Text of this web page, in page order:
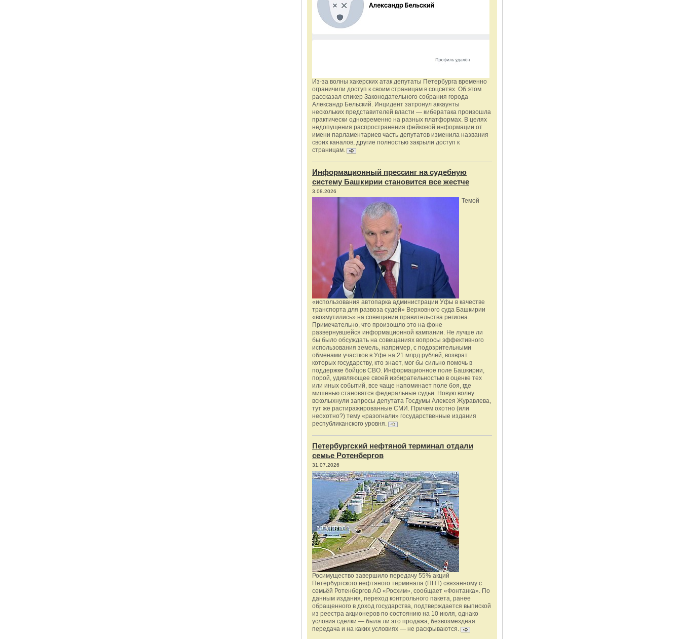
Из‑за волны хакерских атак депутаты Петербурга временно
ограничили доступ к своим страницам в соцсетях. Об этом
рассказал спикер Законодательного собрания города
Александр Бельский. Инцидент затронул аккаунты
нескольких представителей власти — кибератака произошла
практически одновременно на разных платформах. В целях
недопущения распространения фейковой информации от
имени парламентариев часть депутатов изменила названия
своих каналов, другие полностью закрыли доступ к
страницам.
Информационный прессинг на судебную
систему Башкирии становится все жестче
3.08.2026
Темой
«использования автопарка администрации Уфы в качестве
транспорта для развоза судей» Верховного суда Башкирии
«возмутились» на совещании правительства региона.
Примечательно, что произошло это на фоне
развернувшейся информационной кампании. Не лучше ли
бы было обсуждать на совещаниях вопросы эффективного
использования земель, например, с подозрительными
обменами участков в Уфе на 21 млрд рублей, возврат
которых государству, кто знает, мог бы сильно помочь в
поддержке бойцов СВО. Информационное поле Башкирии,
порой, удивляющее своей избирательностью в оценке тех
или иных событий, все чаще напоминает поле боя, где
мишенью становятся федеральные судьи. Новую волну
всколыхнули запросы депутата Госдумы Алексея Журавлева,
тут же растиражированные СМИ. Причем охотно (или
неохотно?) тему «разогнали» государственные издания
республиканского уровня.
Петербургский нефтяной терминал отдали
семье Ротенбергов
31.07.2026
Росимущество завершило передачу 55% акций
Петербургского нефтяного терминала (ПНТ) связанному с
семьёй Ротенбергов АО «Росхим», сообщает «Фонтанка». По
данным издания, переход контрольного пакета, ранее
обращенного в доход государства, подтверждается выпиской
из реестра акционеров по состоянию на 10 июля, однако
условия сделки — была ли это продажа, безвозмездная
передача и на каких условиях — не раскрываются.